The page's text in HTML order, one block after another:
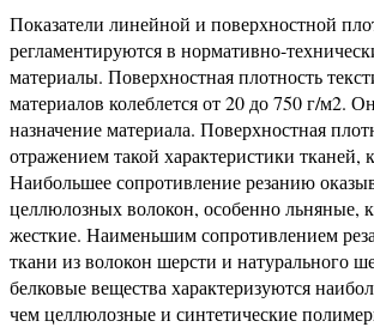
Показатели линейной и поверхностной
регламентируются в нормативно-
материалы. Поверхностная плотность
материалов колеблется от 20 до 750 г/м2.
назначение материала. Поверхностная
отражением такой характеристики тканей,
Наибольшее сопротивление резанию
целлюлозных волокон, особенно льняные,
жесткие. Наименьшим сопротивлением
ткани из волокон шерсти и натурального
белковые вещества характеризуются
чем целлюлозные и синтетические